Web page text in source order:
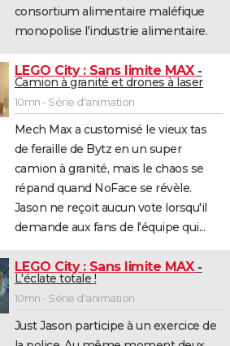
consortium alimentaire maléfique
monopolise l'industrie alimentaire.
LEGO City : Sans limite MAX
Camion à granité et drones à laser
10mn - Série d'animation
Mech Max a customisé le vieux tas
de feraille de Bytz en un super
camion à granité, mais le chaos se
répand quand NoFace se révèle.
Jason ne reçoit aucun vote lorsqu'il
demande aux fans de l'équipe qui...
LEGO City : Sans limite MAX
L'éclate totale !
10mn - Série d'animation
Just Jason participe à un exercice de